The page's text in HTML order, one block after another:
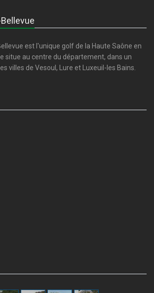
est l'unique golf de la Haute Saône en
situe au centre du département, dans un
villes de Vesoul, Lure et Luxeuil-les Bains.